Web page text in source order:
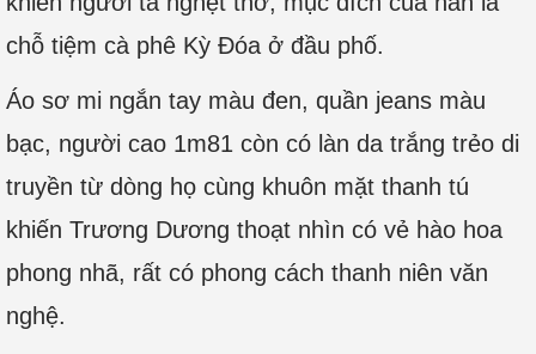
chỗ tiệm cà phê Kỳ Đóa ở đầu phố.
Áo sơ mi ngắn tay màu đen, quần jeans màu
bạc, người cao 1m81 còn có làn da trắng trẻo di
truyền từ dòng họ cùng khuôn mặt thanh tú
khiến Trương Dương thoạt nhìn có vẻ hào hoa
phong nhã, rất có phong cách thanh niên văn
nghệ.